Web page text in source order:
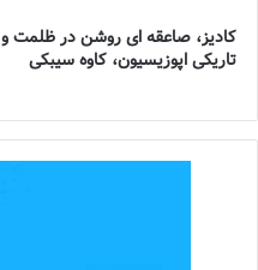
کادیز، صاعقه ای روشن در ظلمت و
تاریکی اپوزیسیون، کاوه سیبکی